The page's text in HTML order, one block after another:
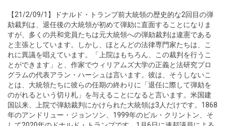
【21/2/09/1】ドナルド・トランプ前大統領の歴史的な2回目の弾
劾裁判は、退任後の大統領が初めて弾劾に直面することになりま
すが、多くの共和党員たちは元大統領への弾劾裁判は違憲である
と主張としています。しかし、ほとんどの法律専門家たちは、こ
れに異議を唱えています。「上院はもちろん、この裁判を行うこ
とができます」と、作家でウィリアムズ大学の正義と法研究プロ
グラムの代表アラン・ハーシュは言います。彼は、そうしないこ
とは、大統領たちに彼らの任期の終わりに「退任に際して弾劾を
のがれるという切り札」を与えることになると言います。米国建
国以来、上院で弾劾裁判にかけられた大統領は3人だけです。1868
年のアンドリュー・ジョンソン、1999年のビル・クリントン、そ